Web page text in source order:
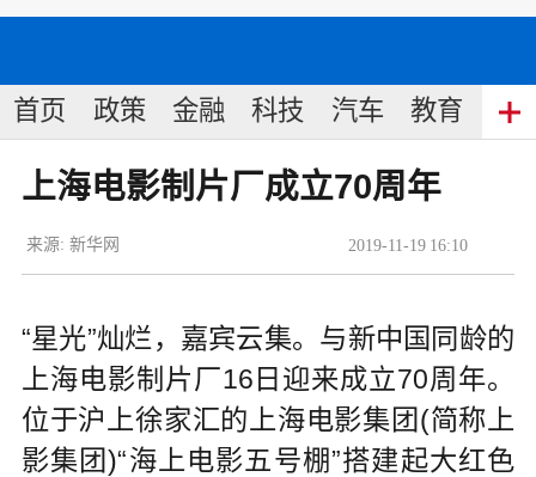
首页 政策 金融 科技 汽车 教育 食
上海电影制片厂成立70周年
2019-11-19 16:10
来源: 新华网
“星光”灿烂，嘉宾云集。与新中国同龄的
上海电影制片厂16日迎来成立70周年。
位于沪上徐家汇的上海电影集团(简称上
影集团)“海上电影五号棚”搭建起大红色